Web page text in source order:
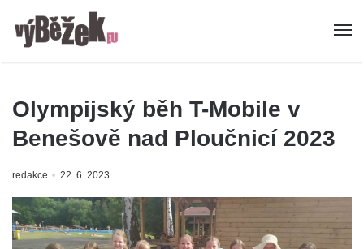
Olympijský běh T-Mobile v
Benešově nad Ploučnicí 2023
redakce 22. 6. 2023